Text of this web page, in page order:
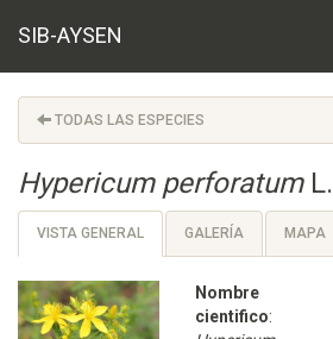
SIB-AYSEN
TODAS LAS ESPECIES
Hypericum perforatumL.
VISTA GENERAL GALERÍA MAPA
Nombre
cientifico: